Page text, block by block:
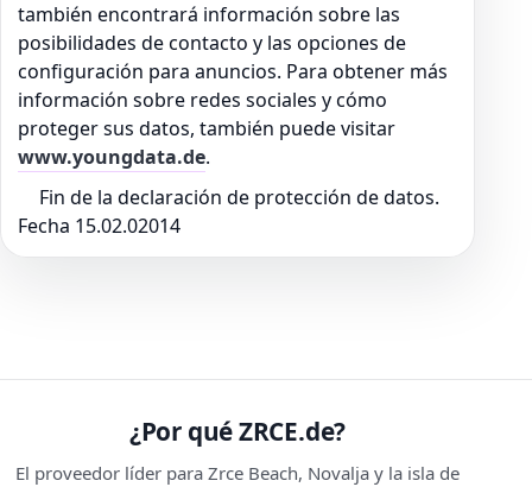
también encontrará información sobre las
posibilidades de contacto y las opciones de
configuración para anuncios. Para obtener más
información sobre redes sociales y cómo
proteger sus datos, también puede visitar
www.youngdata.de.
Fin de la declaración de protección de datos.
Fecha 15.02.02014
¿Por qué ZRCE.de?
El proveedor líder para Zrce Beach, Novalja y la isla de